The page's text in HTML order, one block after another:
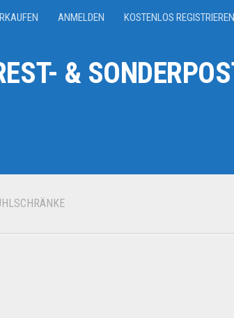
ANMELDEN KOSTENLOS REGISTRIEREN
&